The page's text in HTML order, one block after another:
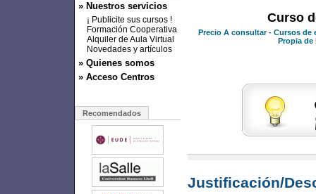
» Nuestros servicios
¡ Publicite sus cursos !
Formación Cooperativa
Alquiler de Aula Virtual
Novedades y artículos
» Quienes somos
» Acceso Centros
Recomendados
Curso
Precio A consultar - Cursos de
Propia de
Justificación/